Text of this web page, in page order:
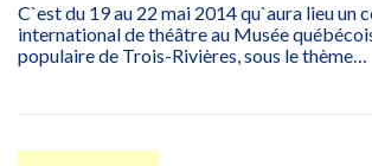
C`est du 19 au 22 mai 2014 qu`aura lieu un
international de théâtre au Musée
populaire de Trois-Rivières, sous le thème…